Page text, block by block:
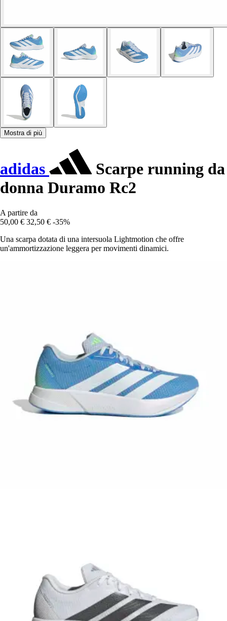
Mostra di più
adidas
Scarpe running da
donna Duramo Rc2
A partire da
50,00 € 32,50 € -35%
Una scarpa dotata di una intersuola Lightmotion che offre
un'ammortizzazione leggera per movimenti dinamici.